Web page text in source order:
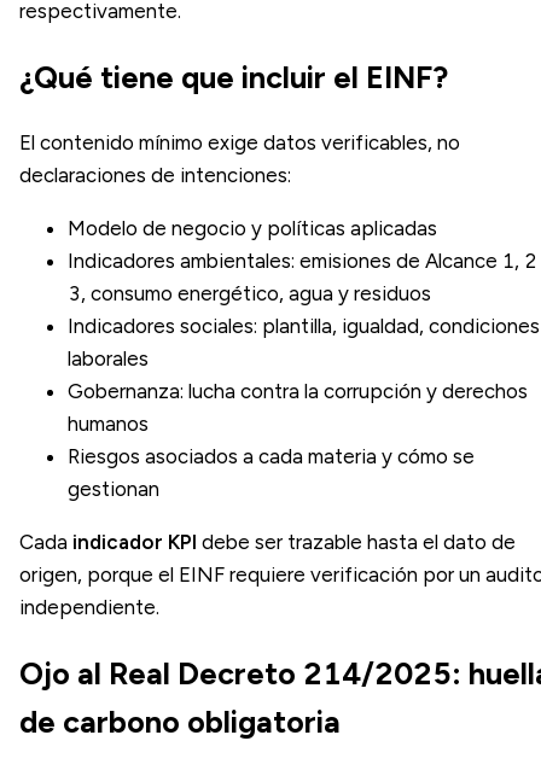
respectivamente.
¿Qué tiene que incluir el EINF?
El contenido mínimo exige datos verificables, no
declaraciones de intenciones:
Modelo de negocio y políticas aplicadas
Indicadores ambientales: emisiones de Alcance 1,
3, consumo energético, agua y residuos
Indicadores sociales: plantilla, igualdad, condiciones
laborales
Gobernanza: lucha contra la corrupción y derechos
humanos
Riesgos asociados a cada materia y cómo se
gestionan
Cada indicador KPI debe ser trazable hasta el dato de
origen, porque el EINF requiere verificación por un
independiente.
Ojo al Real Decreto 214/2025:
de carbono obligatoria